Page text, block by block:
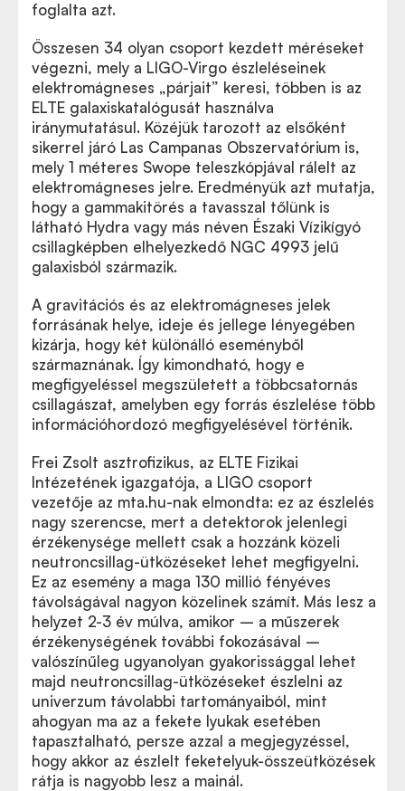
foglalta azt.
Összesen 34 olyan csoport kezdett méréseket
végezni, mely a LIGO-Virgo észleléseinek
elektromágneses „párjait” keresi, többen is az
ELTE galaxiskatalógusát használva
iránymutatásul. Közéjük tarozott az elsőként
sikerrel járó Las Campanas Obszervatórium is,
mely 1 méteres Swope teleszkópjával rálelt az
elektromágneses jelre. Eredményük azt mutatja,
hogy a gammakitörés a tavasszal tőlünk is
látható Hydra vagy más néven Északi Vízikígyó
csillagképben elhelyezkedő NGC 4993 jelű
galaxisból származik.
A gravitációs és az elektromágneses jelek
forrásának helye, ideje és jellege lényegében
kizárja, hogy két különálló eseményből
származnának. Így kimondható, hogy e
megfigyeléssel megszületett a többcsatornás
csillagászat, amelyben egy forrás észlelése több
információhordozó megfigyelésével történik.
Frei Zsolt asztrofizikus, az ELTE Fizikai
Intézetének igazgatója, a LIGO csoport
vezetője az mta.hu-nak elmondta: ez az észlelés
nagy szerencse, mert a detektorok jelenlegi
érzékenysége mellett csak a hozzánk közeli
neutroncsillag-ütközéseket lehet megfigyelni.
Ez az esemény a maga 130 millió fényéves
távolságával nagyon közelinek számít. Más lesz a
helyzet 2-3 év múlva, amikor – a műszerek
érzékenységének további fokozásával –
valószínűleg ugyanolyan gyakorissággal lehet
majd neutroncsillag-ütközéseket észlelni az
univerzum távolabbi tartományaiból, mint
ahogyan ma az a fekete lyukak esetében
tapasztalható, persze azzal a megjegyzéssel,
hogy akkor az észlelt feketelyuk-összeütközések
rátja is nagyobb lesz a mainál.